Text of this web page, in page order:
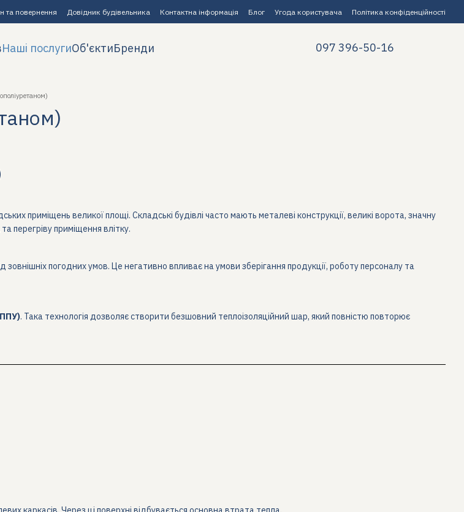
та повернення Довідник будівельника Контактна інформація Блог Угода користувача Політика конфіденційності
Наші послугиОб'єктиБренди 097 396-50-16
приміщень великої площі. Складські будівлі часто мають металеві конструкції, великі ворота, значну
перегріву приміщення влітку.
погодних умов. Це негативно впливає на умови зберігання продукції, роботу персоналу та
. Така технологія дозволяє створити безшовний теплоізоляційний шар, який повністю повторює